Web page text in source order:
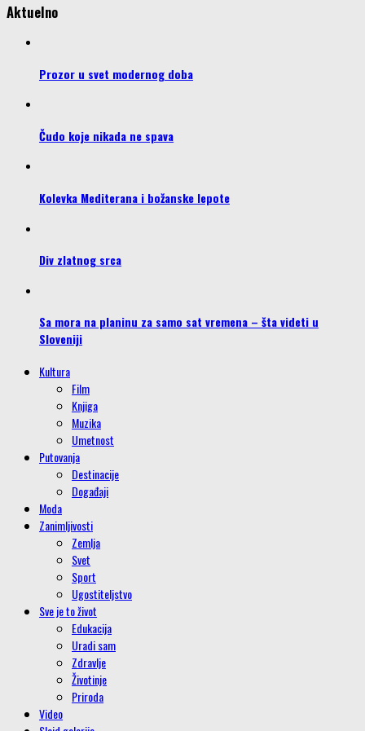
Aktuelno
Prozor u svet modernog doba
Čudo koje nikada ne spava
Kolevka Mediterana i božanske lepote
Div zlatnog srca
Sa mora na planinu za samo sat vremena – šta videti u
Sloveniji
Kultura
Film
Knjiga
Muzika
Umetnost
Putovanja
Destinacije
Događaji
Moda
Zanimljivosti
Zemlja
Svet
Sport
Ugostiteljstvo
Sve je to život
Edukacija
Uradi sam
Zdravlje
Životinje
Priroda
Video